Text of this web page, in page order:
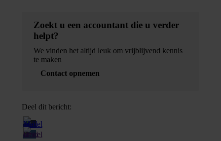
Zoekt u een accountant die u verder
helpt?
We vinden het altijd leuk om vrijblijvend kennis
te maken
Contact opnemen
Deel dit bericht: